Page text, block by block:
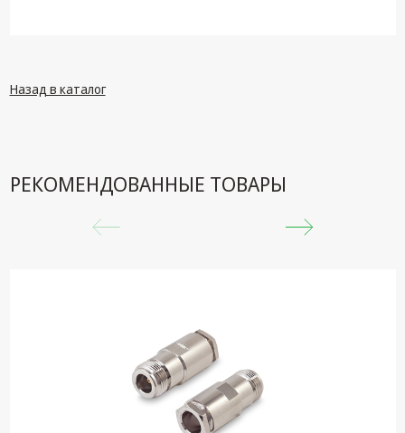
Назад в каталог
РЕКОМЕНДОВАННЫЕ ТОВАРЫ